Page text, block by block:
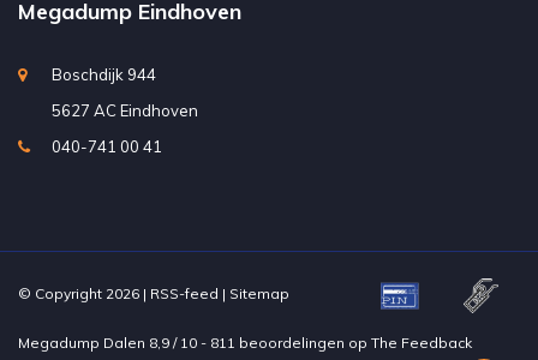
Megadump Eindhoven
Boschdijk 944
5627 AC Eindhoven
040-741 00 41
© Copyright 2026 | RSS-feed | Sitemap
Megadump Dalen 8,9 / 10 - 811 beoordelingen op The Feedback